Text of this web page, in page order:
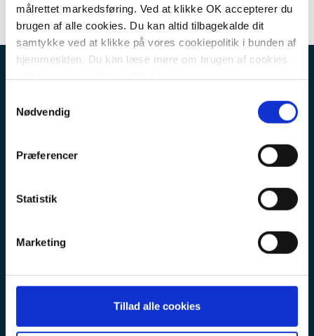
målrettet markedsføring. Ved at klikke OK accepterer du
brugen af alle cookies. Du kan altid tilbagekalde dit
samtykke ved at klikke på vores cookiepolitik i bunden af
hjemmesiden. Du kan læse mere om brugen af cookies
Nødvendig
Præferencer
Statistik
Marketing
Tillad alle cookies
Erhvervsbyvej 13
CVR: 30711602
Privatlivspolitik
Kontakt en af vores afdelinger
Medarbejdere